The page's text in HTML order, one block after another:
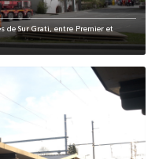
de Sur Grati, entre Premier et